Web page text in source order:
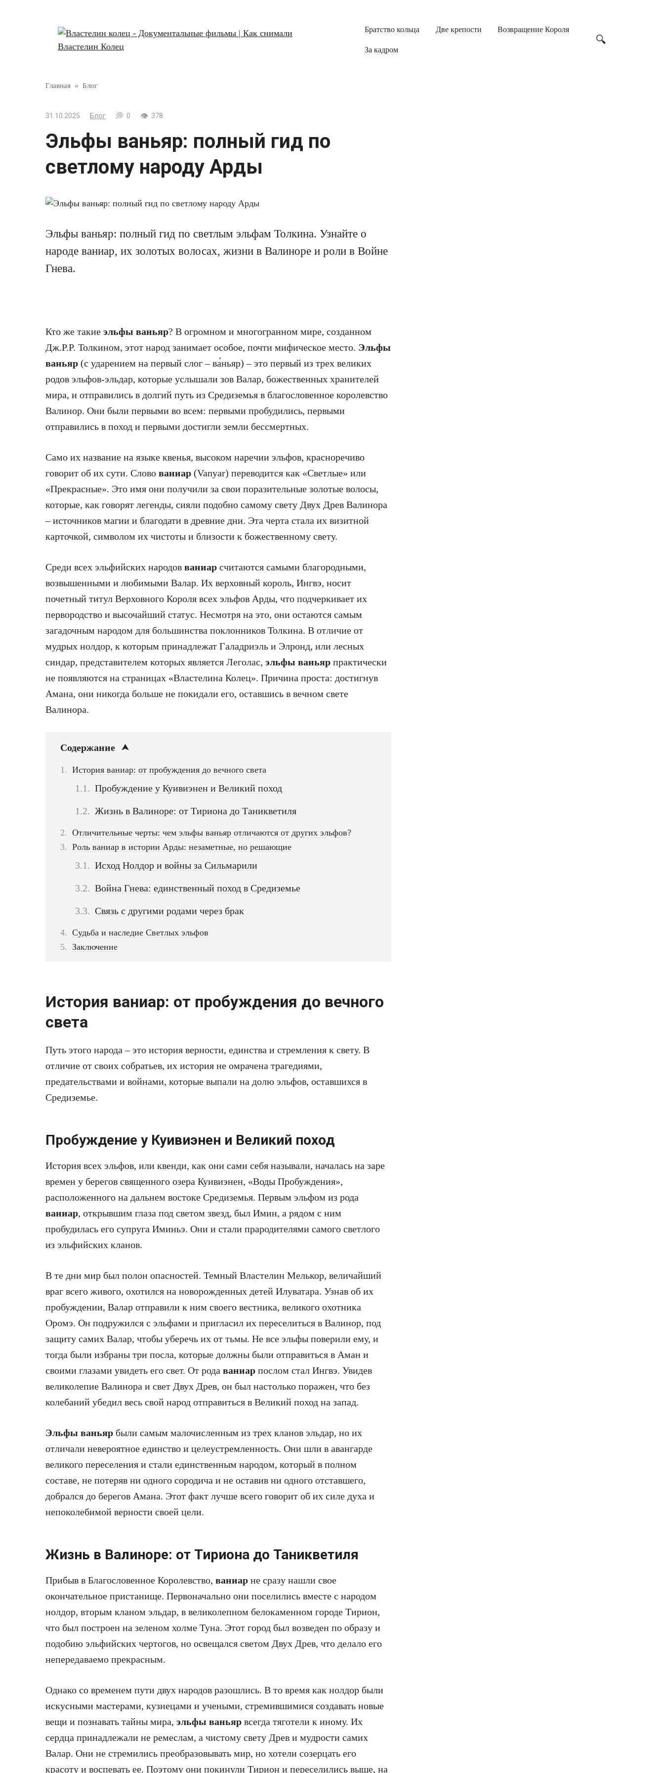
Братство кольца Две крепости Возвращение Короля
За кадром
Главная » Блог
31.10.2025 Блог 0 378
Эльфы ваньяр: полный гид по
светлому народу Арды
Эльфы ваньяр: полный гид по светлым эльфам Толкина. Узнайте о
народе ваниар, их золотых волосах, жизни в Валиноре и роли в Войне
Гнева.
Кто же такие эльфы ваньяр? В огромном и многогранном мире, созданном
Дж.Р.Р. Толкином, этот народ занимает особое, почти мифическое место. Эльфы
ваньяр (с ударением на первый слог – ва́ньяр) – это первый из трех великих
родов эльфов-эльдар, которые услышали зов Валар, божественных хранителей
мира, и отправились в долгий путь из Средиземья в благословенное королевство
Валинор. Они были первыми во всем: первыми пробудились, первыми
отправились в поход и первыми достигли земли бессмертных.
Само их название на языке квенья, высоком наречии эльфов, красноречиво
говорит об их сути. Слово ваниар (Vanyar) переводится как «Светлые» или
«Прекрасные». Это имя они получили за свои поразительные золотые волосы,
которые, как говорят легенды, сияли подобно самому свету Двух Древ Валинора
– источников магии и благодати в древние дни. Эта черта стала их визитной
карточкой, символом их чистоты и близости к божественному свету.
Среди всех эльфийских народов ваниар считаются самыми благородными,
возвышенными и любимыми Валар. Их верховный король, Ингвэ, носит
почетный титул Верховного Короля всех эльфов Арды, что подчеркивает их
первородство и высочайший статус. Несмотря на это, они остаются самым
загадочным народом для большинства поклонников Толкина. В отличие от
мудрых нолдор, к которым принадлежат Галадриэль и Элронд, или лесных
синдар, представителем которых является Леголас, эльфы ваньяр практически
не появляются на страницах «Властелина Колец». Причина проста: достигнув
Амана, они никогда больше не покидали его, оставшись в вечном свете
Валинора.
Содержание
История ваниар: от пробуждения до вечного света
Пробуждение у Куивиэнен и Великий поход
Жизнь в Валиноре: от Тириона до Таникветиля
Отличительные черты: чем эльфы ваньяр отличаются от других эльфов?
Роль ваниар в истории Арды: незаметные, но решающие
Исход Нолдор и войны за Сильмарили
Война Гнева: единственный поход в Средиземье
Связь с другими родами через брак
Судьба и наследие Светлых эльфов
Заключение
История ваниар: от пробуждения до вечного
света
Путь этого народа – это история верности, единства и стремления к свету. В
отличие от своих собратьев, их история не омрачена трагедиями,
предательствами и войнами, которые выпали на долю эльфов, оставшихся в
Средиземье.
Пробуждение у Куивиэнен и Великий поход
История всех эльфов, или квенди, как они сами себя называли, началась на заре
времен у берегов священного озера Куивиэнен, «Воды Пробуждения»,
расположенного на дальнем востоке Средиземья. Первым эльфом из рода
ваниар, открывшим глаза под светом звезд, был Имин, а рядом с ним
пробудилась его супруга Иминьэ. Они и стали прародителями самого светлого
из эльфийских кланов.
В те дни мир был полон опасностей. Темный Властелин Мелькор, величайший
враг всего живого, охотился на новорожденных детей Илуватара. Узнав об их
пробуждении, Валар отправили к ним своего вестника, великого охотника
Оромэ. Он подружился с эльфами и пригласил их переселиться в Валинор, под
защиту самих Валар, чтобы уберечь их от тьмы. Не все эльфы поверили ему, и
тогда были избраны три посла, которые должны были отправиться в Аман и
своими глазами увидеть его свет. От рода ваниар послом стал Ингвэ. Увидев
великолепие Валинора и свет Двух Древ, он был настолько поражен, что без
колебаний убедил весь свой народ отправиться в Великий поход на запад.
Эльфы ваньяр были самым малочисленным из трех кланов эльдар, но их
отличали невероятное единство и целеустремленность. Они шли в авангарде
великого переселения и стали единственным народом, который в полном
составе, не потеряв ни одного сородича и не оставив ни одного отставшего,
добрался до берегов Амана. Этот факт лучше всего говорит об их силе духа и
непоколебимой верности своей цели.
Жизнь в Валиноре: от Тириона до Таникветиля
Прибыв в Благословенное Королевство, ваниар не сразу нашли свое
окончательное пристанище. Первоначально они поселились вместе с народом
нолдор, вторым кланом эльдар, в великолепном белокаменном городе Тирион,
что был построен на зеленом холме Туна. Этот город был возведен по образу и
подобию эльфийских чертогов, но освещался светом Двух Древ, что делало его
непередаваемо прекрасным.
Однако со временем пути двух народов разошлись. В то время как нолдор были
искусными мастерами, кузнецами и учеными, стремившимися создавать новые
вещи и познавать тайны мира, эльфы ваньяр всегда тяготели к иному. Их
сердца принадлежали не ремеслам, а чистому свету Древ и мудрости самих
Валар. Они не стремились преобразовывать мир, но хотели созерцать его
красоту и воспевать ее. Поэтому они покинули Тирион и переселились выше, на